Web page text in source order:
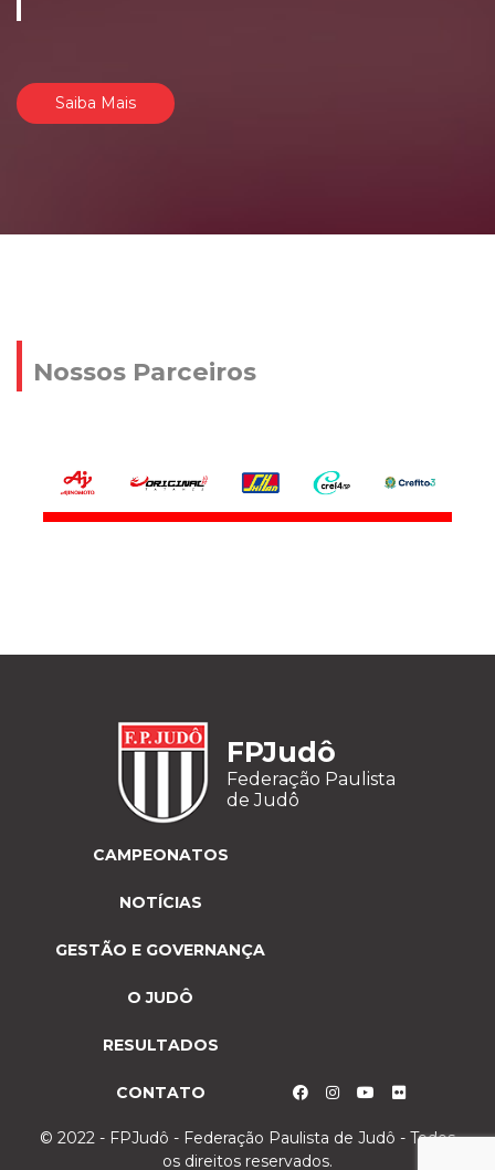
Saiba Mais
Nossos Parceiros
FPJudô
Federação Paulista
de Judô
CAMPEONATOS
NOTÍCIAS
GESTÃO E GOVERNANÇA
O JUDÔ
RESULTADOS
CONTATO
© 2022 - FPJudô - Federação Paulista de Judô - Todos
os direitos reservados.